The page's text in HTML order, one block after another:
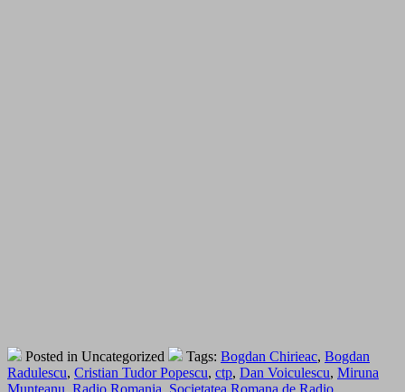
Posted in Uncategorized Tags: Bogdan Chirieac, Bogdan
Radulescu, Cristian Tudor Popescu, ctp, Dan Voiculescu, Miruna
Munteanu, Radio Romania, Societatea Romana de Radio